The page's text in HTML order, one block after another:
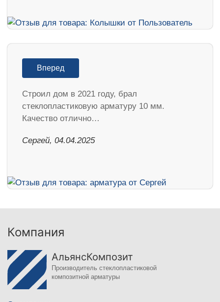
Вперед
Строил дом в 2021 году, брал
стеклопластиковую арматуру 10 мм.
Качество отлично…
Сергей, 04.04.2025
Компания
АльянсКомпозит
Производитель стеклопластиковой
композитной арматуры